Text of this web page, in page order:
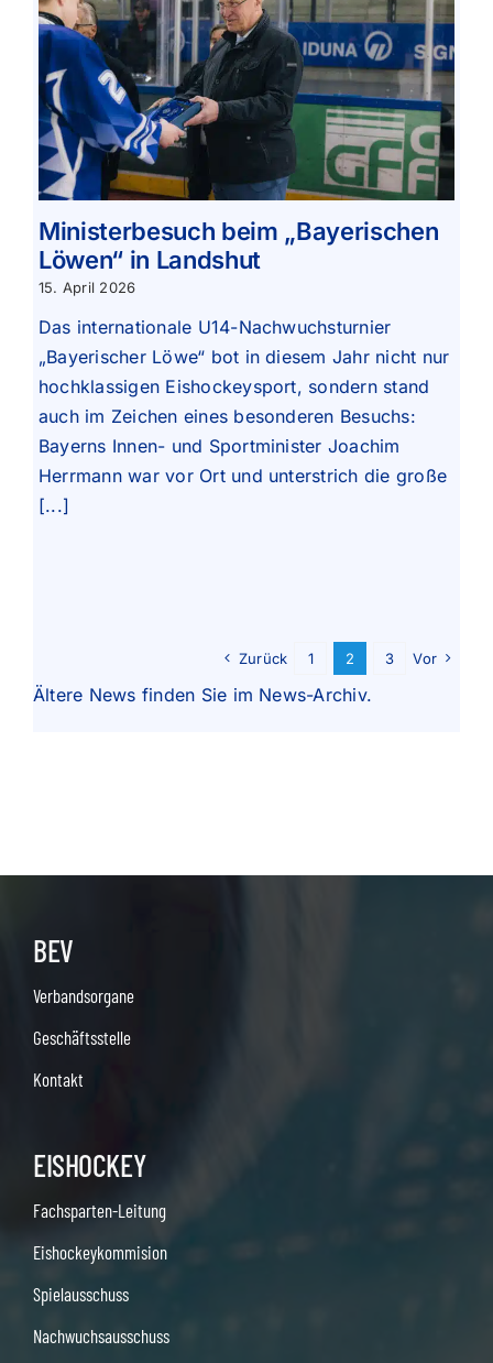
Ministerbesuch beim „Bayerischen
Löwen“ in Landshut
15. April 2026
Das internationale U14-Nachwuchsturnier
„Bayerischer Löwe“ bot in diesem Jahr nicht nur
hochklassigen Eishockeysport, sondern stand
auch im Zeichen eines besonderen Besuchs:
Bayerns Innen- und Sportminister Joachim
Herrmann war vor Ort und unterstrich die große
[...]
Zurück 1 2 3 Vor
Ältere News finden Sie im News-Archiv.
BEV
Verbandsorgane
Geschäftsstelle
Kontakt
EISHOCKEY
Fachsparten-Leitung
Eishockeykommision
Spielausschuss
Nachwuchsausschuss